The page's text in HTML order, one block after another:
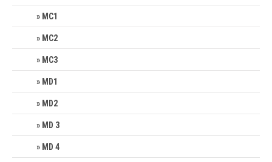
MC1
MC2
MC3
MD1
MD2
MD 3
MD 4